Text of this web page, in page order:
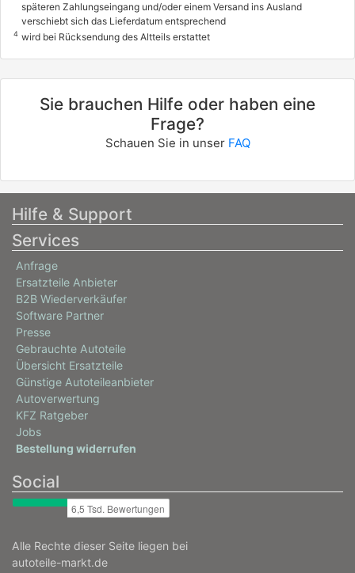
FIAT
LINEA (323_, 110_)
06/2009 - heute
späteren Zahlungseingang und/oder einem Versand ins Ausland
verschiebt sich das Lieferdatum entsprechend
4 wird bei Rücksendung des Altteils erstattet
Sie brauchen Hilfe oder haben eine
Frage?
Schauen Sie in unser FAQ
Hilfe & Support
Services
Anfrage
Ersatzteile Anbieter
B2B Wiederverkäufer
Software Partner
Presse
Gebrauchte Autoteile
Übersicht Ersatzteile
Günstige Autoteileanbieter
Autoverwertung
KFZ Ratgeber
Jobs
Bestellung widerrufen
Social
Alle Rechte dieser Seite liegen bei
autoteile-markt.de